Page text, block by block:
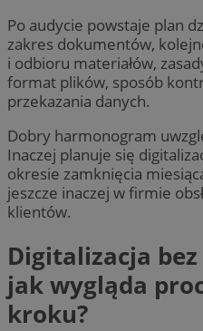
Po audycie powstaje plan
zakres dokumentów,
i odbioru materiałów,
format plików, sposób
przekazania danych.
Dobry harmonogram
Inaczej planuje się
okresie zamknięcia
jeszcze inaczej w firmie
klientów.
Digitalizacja
jak wygląda
kroku?